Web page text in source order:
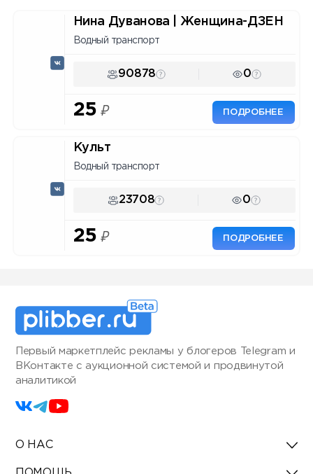
Нина Дуванова | Женщина-ДЗЕН
Водный транспорт
90878 0
25 ₽ ПОДРОБНЕЕ
Культ
Водный транспорт
23708 0
25 ₽ ПОДРОБНЕЕ
Первый маркетплейс рекламы у блогеров Telegram и
ВКонтакте с аукционной системой и продвинутой
аналитикой
О НАС